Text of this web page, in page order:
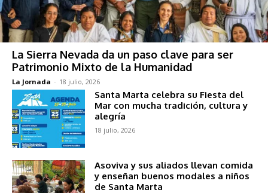
La Sierra Nevada da un paso clave para ser
Patrimonio Mixto de la Humanidad
La Jornada - 18 julio, 2026
Santa Marta celebra su Fiesta del
Mar con mucha tradición, cultura y
alegría
18 julio, 2026
Asoviva y sus aliados llevan comida
y enseñan buenos modales a niños
de Santa Marta